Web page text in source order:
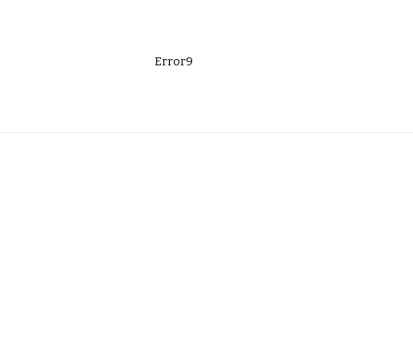
Error9